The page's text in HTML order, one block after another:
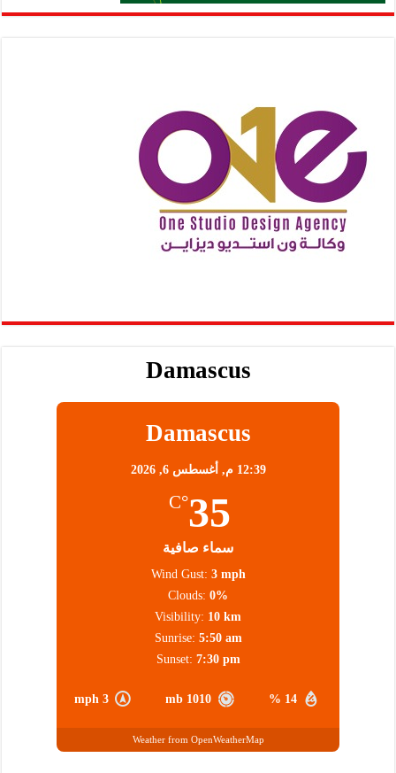
Damascus
Damascus
12:39 م, أغسطس 6, 2026
35
°C
سماء صافية
14 %
1010 mb
3 mph
Wind Gust: 3 mph
Clouds: 0%
Visibility: 10 km
Sunrise: 5:50 am
Sunset: 7:30 pm
Weather from OpenWeatherMap